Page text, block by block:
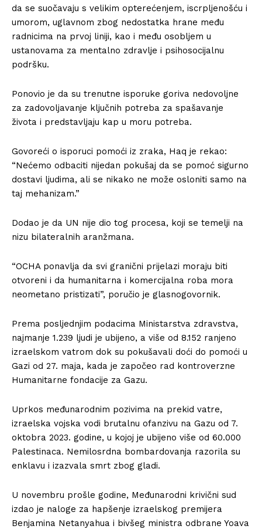
da se suočavaju s velikim opterećenjem, iscrpljenošću i
umorom, uglavnom zbog nedostatka hrane među
radnicima na prvoj liniji, kao i među osobljem u
ustanovama za mentalno zdravlje i psihosocijalnu
podršku.
Ponovio je da su trenutne isporuke goriva nedovoljne
za zadovoljavanje ključnih potreba za spašavanje
života i predstavljaju kap u moru potreba.
Govoreći o isporuci pomoći iz zraka, Haq je rekao:
“Nećemo odbaciti nijedan pokušaj da se pomoć sigurno
dostavi ljudima, ali se nikako ne može osloniti samo na
taj mehanizam.”
Dodao je da UN nije dio tog procesa, koji se temelji na
nizu bilateralnih aranžmana.
“OCHA ponavlja da svi granični prijelazi moraju biti
otvoreni i da humanitarna i komercijalna roba mora
neometano pristizati”, poručio je glasnogovornik.
Prema posljednjim podacima Ministarstva zdravstva,
najmanje 1.239 ljudi je ubijeno, a više od 8.152 ranjeno
izraelskom vatrom dok su pokušavali doći do pomoći u
Gazi od 27. maja, kada je započeo rad kontroverzne
Humanitarne fondacije za Gazu.
Uprkos međunarodnim pozivima na prekid vatre,
izraelska vojska vodi brutalnu ofanzivu na Gazu od 7.
oktobra 2023. godine, u kojoj je ubijeno više od 60.000
Palestinaca. Nemilosrdna bombardovanja razorila su
enklavu i izazvala smrt zbog gladi.
U novembru prošle godine, Međunarodni krivični sud
izdao je naloge za hapšenje izraelskog premijera
Benjamina Netanyahua i bivšeg ministra odbrane Yoava